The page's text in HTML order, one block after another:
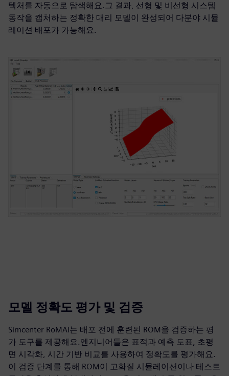
텍처를 자동으로 탐색해요.그 결과, 선형 및 비선형 시스템
동작을 캡처하는 정확한 대리 모델이 완성되어 다분야 시뮬
레이션 배포가 가능해요.
모델 정확도 평가 및 검증
Simcenter RoMAI는 배포 전에 훈련된 ROM을 검증하는 평
가 도구를 제공해요.엔지니어들은 표적과 예측 도표, 초평
면 시각화, 시간 기반 비교를 사용하여 정확도를 평가해요.
이 검증 단계를 통해 ROM이 고화질 시뮬레이션이나 테스트